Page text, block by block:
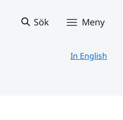
Sök Meny
In English